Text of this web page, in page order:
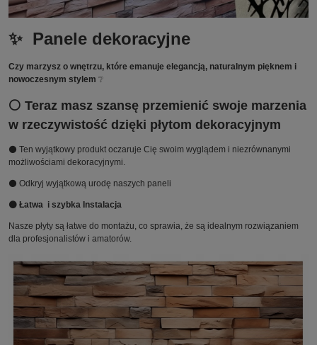
✨ Panele dekoracyjne
Czy marzysz o wnętrzu, które emanuje elegancją, naturalnym pięknem i
nowoczesnym stylem ❔
⚪ Teraz masz szansę przemienić swoje marzenia
w rzeczywistość dzięki płytom dekoracyjnym
⚫ Ten wyjątkowy produkt oczaruje Cię swoim wyglądem i niezrównanymi
możliwościami dekoracyjnymi.
⚫ Odkryj wyjątkową urodę naszych paneli
⚫ Łatwa i szybka Instalacja
Nasze płyty są łatwe do montażu, co sprawia, że są idealnym rozwiązaniem
dla profesjonalistów i amatorów.